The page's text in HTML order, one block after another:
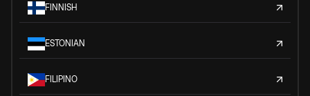
FINNISH
ESTONIAN
FILIPINO